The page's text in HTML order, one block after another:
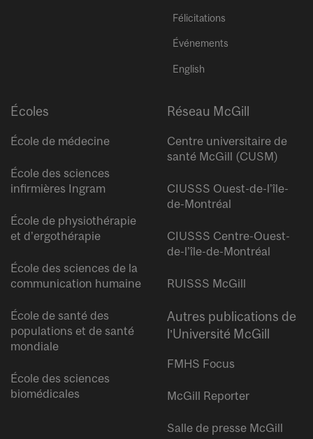
Félicitations
Événements
English
Écoles
École de médecine
École des sciences
infirmières Ingram
École de physiothérapie
et d’ergothérapie
École des sciences de la
communication humaine
École de santé des
populations et de santé
mondiale
École des sciences
biomédicales
Réseau McGill
Centre universitaire de
santé McGill (CUSM)
CIUSSS Ouest-de-l’île-
de-Montréal
CIUSSS Centre-Ouest-
de-l’île-de-Montréal
RUISSS McGill
Autres publications de
l’Université McGill
FMHS Focus
McGill Reporter
Salle de presse McGill